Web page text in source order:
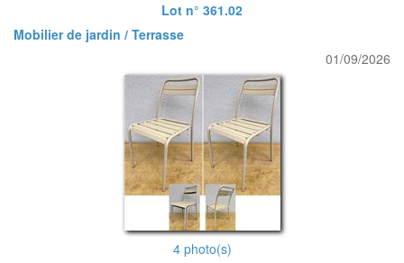
Lot n° 361.02
Mobilier de jardin / Terrasse
01/09/2026
4 photo(s)